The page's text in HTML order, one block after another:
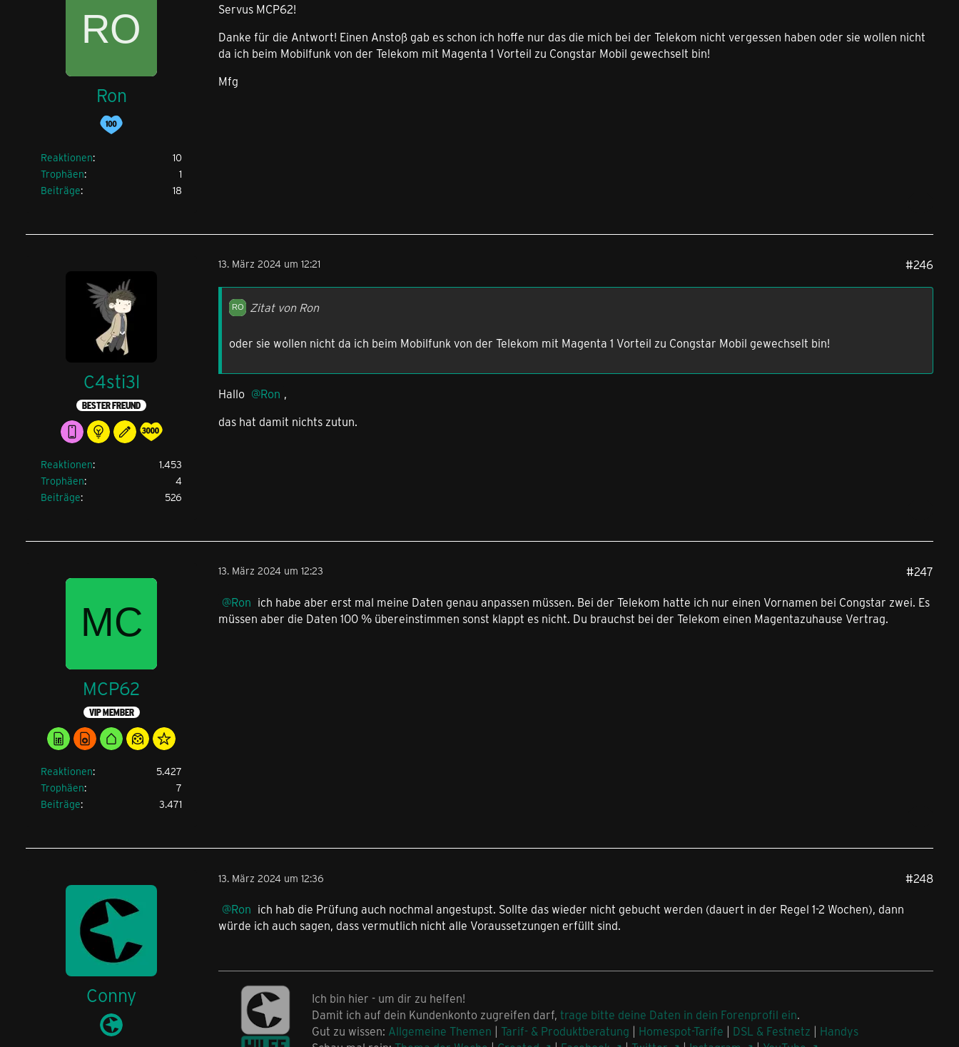
Ron
Reaktionen
10
Trophäen
1
Beiträge
18
Servus MCP62!
Danke für die Antwort! Einen Anstoß gab es schon ich hoffe nur das die mich bei der Telekom nicht vergessen haben oder sie wollen nicht
da ich beim Mobilfunk von der Telekom mit Magenta 1 Vorteil zu Congstar Mobil gewechselt bin!
Mfg
C4sti3l
BESTER FREUND
Reaktionen
1.453
Trophäen
4
Beiträge
526
13. März 2024 um 12:21 #246
Zitat von Ron
oder sie wollen nicht da ich beim Mobilfunk von der Telekom mit Magenta 1 Vorteil zu Congstar Mobil gewechselt bin!
Hallo Ron ,
das hat damit nichts zutun.
MCP62
VIP MEMBER
Reaktionen
5.427
Trophäen
7
Beiträge
3.471
13. März 2024 um 12:23 #247
Ron ich habe aber erst mal meine Daten genau anpassen müssen. Bei der Telekom hatte ich nur einen Vornamen bei Congstar zwei. Es
müssen aber die Daten 100 % übereinstimmen sonst klappt es nicht. Du brauchst bei der Telekom einen Magentazuhause Vertrag.
Conny
13. März 2024 um 12:36 #248
Ron ich hab die Prüfung auch nochmal angestupst. Sollte das wieder nicht gebucht werden (dauert in der Regel 1-2 Wochen), dann
würde ich auch sagen, dass vermutlich nicht alle Voraussetzungen erfüllt sind.
Ich bin hier - um dir zu helfen!
Damit ich auf dein Kundenkonto zugreifen darf, trage bitte deine Daten in dein Forenprofil ein.
Gut zu wissen: Allgemeine Themen | Tarif- & Produktberatung | Homespot-Tarife | DSL & Festnetz | Handys